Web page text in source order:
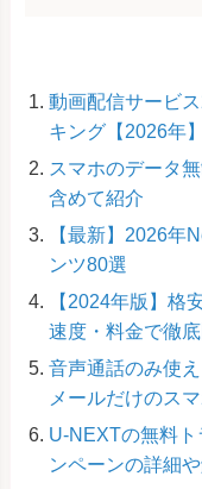
動画配信サービ
キング【2026年】
スマホのデータ
含めて紹介
【最新】2026年
ンツ80選
【2024年版】格
速度・料金で徹
音声通話のみ使
メールだけのス
U-NEXTの無料
ンペーンの詳細